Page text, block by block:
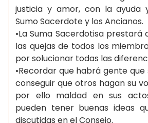
justicia y amor, con la ayuda
Sumo Sacerdote y los Ancianos.
•La Suma Sacerdotisa
las quejas de todos los
por solucionar todas las
•Recordar que habrá gente
conseguir que otros hagan su
por ello maldad en sus
pueden tener buenas ideas
discutidas en el Consejo.